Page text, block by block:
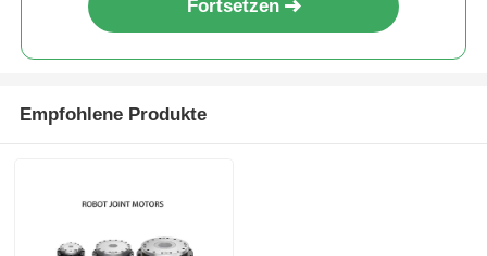
Fortsetzen
Empfohlene Produkte